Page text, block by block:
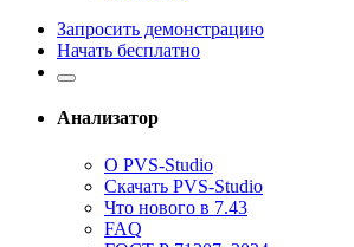
Запросить демонстрацию
Начать бесплатно
Анализатор
О PVS-Studio
Скачать PVS-Studio
Что нового в 7.43
FAQ